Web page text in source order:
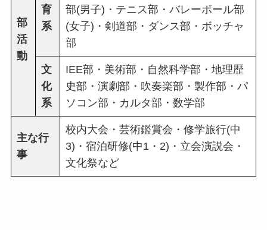
部
活
動
育
系
部(男子)・テニス部・バレーボール部
(女子)・剣道部・ダンス部・ボッチャ
部
文
化
系
IEE部・美術部・自然科学部・地理歴
史部・演劇部・吹奏楽部・製作部・パ
ソコン部・カルタ部・数学部
主な行
事
校内大会・芸術鑑賞会・修学旅行(中
3)・宿泊研修(中1・2)・立会演説会・
文化祭など